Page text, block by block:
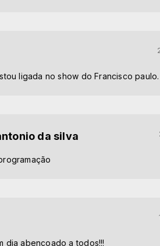
ligada no show do Francisco paulo.
da silva
dia abençoado a todos!!!